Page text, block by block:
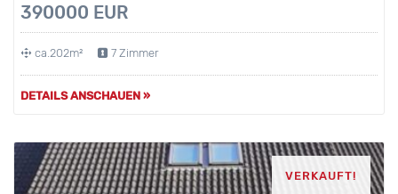
390000 EUR
ca.202m² 7 Zimmer
DETAILS ANSCHAUEN »
VERKAUFT!